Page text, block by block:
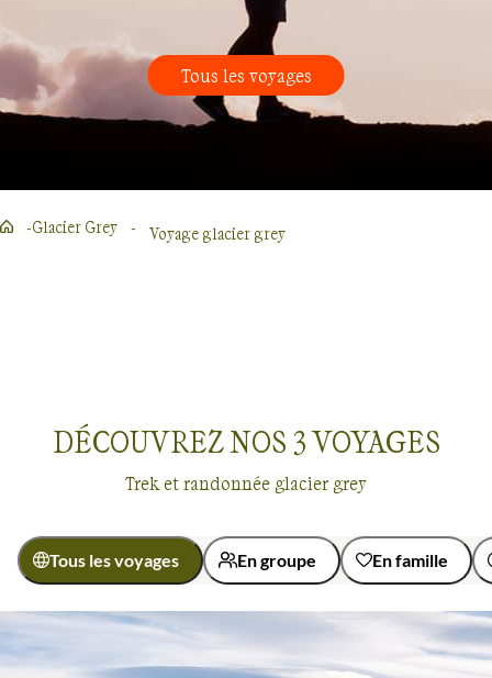
Voyages Glacier Grey
Tous les voyages
Glacier Grey Voyage glacier grey
DÉCOUVREZ NOS 3VOYAGES
Trek et randonnée glacier grey
Tous les voyages En groupe En famille